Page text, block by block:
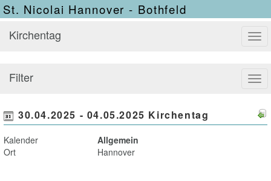
St. Nicolai Hannover - Bothfeld
Kirchentag
Filter
30.04.2025 - 04.05.2025 Kirchentag
Kalender
Allgemein
Ort
Hannover